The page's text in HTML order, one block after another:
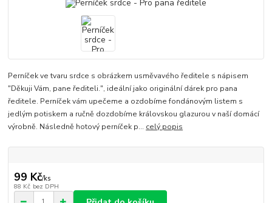
Perníček ve tvaru srdce s obrázkem usměvavého ředitele s nápisem
"Děkuji Vám, pane řediteli.", ideální jako originální dárek pro pana
ředitele. Perníček vám upečeme a ozdobíme fondánovým listem s
jedlým potiskem a ručně dozdobíme královskou glazurou v naší domácí
výrobně. Následně hotový perníček p... celý popis
99 Kč/ks
88 Kč bez DPH